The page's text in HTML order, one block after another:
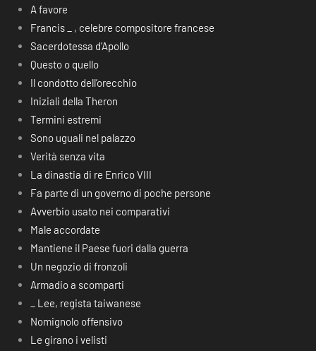
A favore
Francis _ , celebre compositore francese
Sacerdotessa d’Apollo
Questo o quello
Il condotto dell’orecchio
Iniziali della Theron
Termini estremi
Sono uguali nel palazzo
Verità senza vita
La dinastia di re Enrico VIII
Fa parte di un governo di poche persone
Avverbio usato nei comparativi
Male accordate
Mantiene il Paese fuori dalla guerra
Un negozio di fronzoli
Armadio a scomparti
_ Lee, regista taiwanese
Nomignolo offensivo
Le girano i velisti